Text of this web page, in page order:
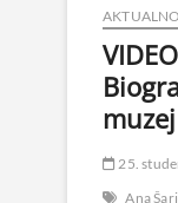
AKTUALNO
25.
Ana